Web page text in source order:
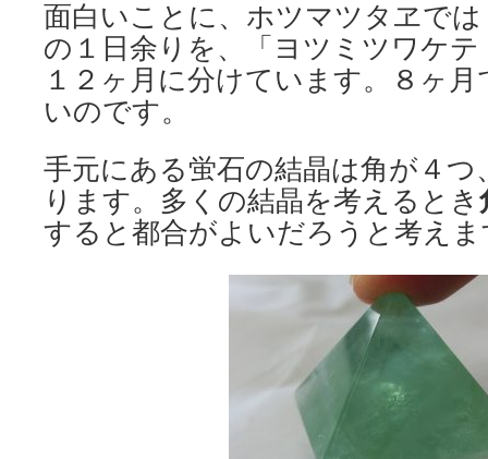
面白いことに、ホツマツタヱで
の１日余りを、「ヨツミツワケ
１２ヶ月に分けています。８ヶ
いのです。
手元にある蛍石の結晶は角が４
ります。多くの結晶を考えるとき
すると都合がよいだろうと考えま